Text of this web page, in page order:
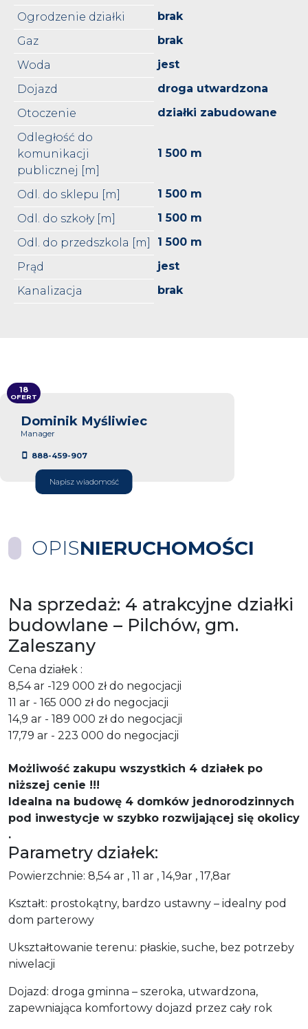
Ogrodzenie działki
brak
Gaz
brak
Woda
jest
Dojazd
droga utwardzona
Otoczenie
działki zabudowane
Odległość do
komunikacji
publicznej [m]
1 500 m
Odl. do sklepu [m]
1 500 m
Odl. do szkoły [m]
1 500 m
Odl. do przedszkola [m]
1 500 m
Prąd
jest
Kanalizacja
brak
Dominik Myśliwiec
Manager
888-459-907
Napisz wiadomość
18
OFERT
OPISNIERUCHOMOŚCI
Na sprzedaż: 4 atrakcyjne działki
budowlane – Pilchów, gm.
Zaleszany
Cena działek :
8,54 ar -129 000 zł do negocjacji
11 ar - 165 000 zł do negocjacji
14,9 ar - 189 000 zł do negocjacji
17,79 ar - 223 000 do negocjacji
Możliwość zakupu wszystkich 4 działek po
niższej cenie !!!
Idealna na budowę 4 domków jednorodzinnych
pod inwestycje w szybko rozwijającej się okolicy
.
Parametry działek:
Powierzchnie: 8,54 ar , 11 ar , 14,9ar , 17,8ar
Kształt: prostokątny, bardzo ustawny – idealny pod
dom parterowy
Ukształtowanie terenu: płaskie, suche, bez potrzeby
niwelacji
Dojazd: droga gminna – szeroka, utwardzona,
zapewniająca komfortowy dojazd przez cały rok